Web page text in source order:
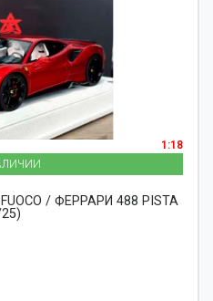
1:18
FUOCO / ФЕРРАРИ 488 PISTA